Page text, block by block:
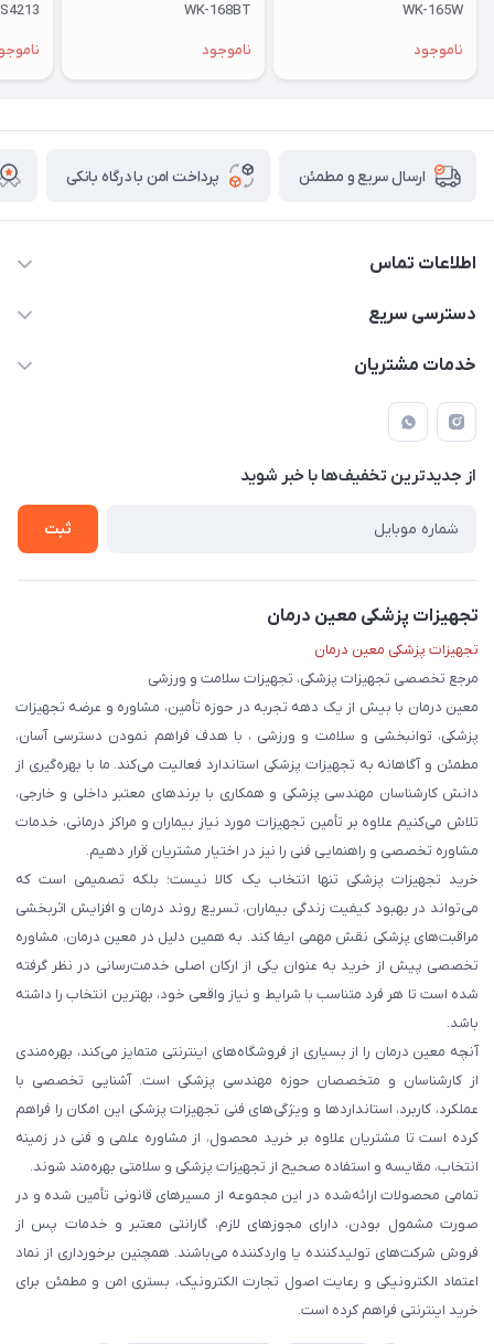
WK-165W
ناموجود
WK-168BT
ناموجود
ارسال سریع و مطمئن پرداخت امن با درگاه بانکی
اطلاعات تماس
09171843500 و 07152240182
دسترسی سریع
حساب کاربری
لیست محصولات
درباره ما
خدمات مشتریان
راهنما
قوانین و مقررات
حریم خصوصی
از جدید‌ترین تخفیف‌ها با‌ خبر شوید
ثبت
تجهیزات پزشکی معین درمان
تجهیزات پزشکی معین درمان
مرجع تخصصی تجهیزات پزشکی، تجهیزات سلامت و ورزشی
معین درمان با بیش از یک دهه تجربه در حوزه تأمین، مشاوره و عرضه تجهیزات
پزشکی، توانبخشی و سلامت و ورزشی ، با هدف فراهم نمودن دسترسی آسان،
مطمئن و آگاهانه به تجهیزات پزشکی استاندارد فعالیت می‌کند. ما با بهره‌گیری از
دانش کارشناسان مهندسی پزشکی و همکاری با برندهای معتبر داخلی و خارجی،
تلاش می‌کنیم علاوه بر تأمین تجهیزات مورد نیاز بیماران و مراکز درمانی، خدمات
مشاوره تخصصی و راهنمایی فنی را نیز در اختیار مشتریان قرار دهیم.
خرید تجهیزات پزشکی تنها انتخاب یک کالا نیست؛ بلکه تصمیمی است که
می‌تواند در بهبود کیفیت زندگی بیماران، تسریع روند درمان و افزایش اثربخشی
مراقبت‌های پزشکی نقش مهمی ایفا کند. به همین دلیل در معین درمان، مشاوره
تخصصی پیش از خرید به عنوان یکی از ارکان اصلی خدمت‌رسانی در نظر گرفته
شده است تا هر فرد متناسب با شرایط و نیاز واقعی خود، بهترین انتخاب را داشته
باشد.
آنچه معین درمان را از بسیاری از فروشگاه‌های اینترنتی متمایز می‌کند، بهره‌مندی
از کارشناسان و متخصصان حوزه مهندسی پزشکی است. آشنایی تخصصی با
عملکرد، کاربرد، استانداردها و ویژگی‌های فنی تجهیزات پزشکی این امکان را فراهم
کرده است تا مشتریان علاوه بر خرید محصول، از مشاوره علمی و فنی در زمینه
انتخاب، مقایسه و استفاده صحیح از تجهیزات پزشکی و سلامتی بهره‌مند شوند.
تمامی محصولات ارائه‌شده در این مجموعه از مسیرهای قانونی تأمین شده و در
صورت مشمول بودن، دارای مجوزهای لازم، گارانتی معتبر و خدمات پس از
فروش شرکت‌های تولیدکننده یا واردکننده می‌باشند. همچنین برخورداری از نماد
اعتماد الکترونیکی و رعایت اصول تجارت الکترونیک، بستری امن و مطمئن برای
خرید اینترنتی فراهم کرده است.